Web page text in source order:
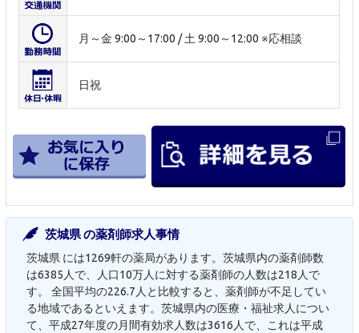
月～金 9:00～17:00 / 土 9:00～12:00 ※応相談
日祝
茨城県 の薬剤師求人事情
茨城県 には1269軒の薬局があります。茨城県内の薬剤師数
は6385人で、人口10万人に対する薬剤師の人数は218人で
す。 全国平均の226.7人と比較すると、薬剤師が不足してい
る地域であるといえます。茨城県内の医療・福祉求人につい
て、平成27年度の月間有効求人数は3616人で、これは平成